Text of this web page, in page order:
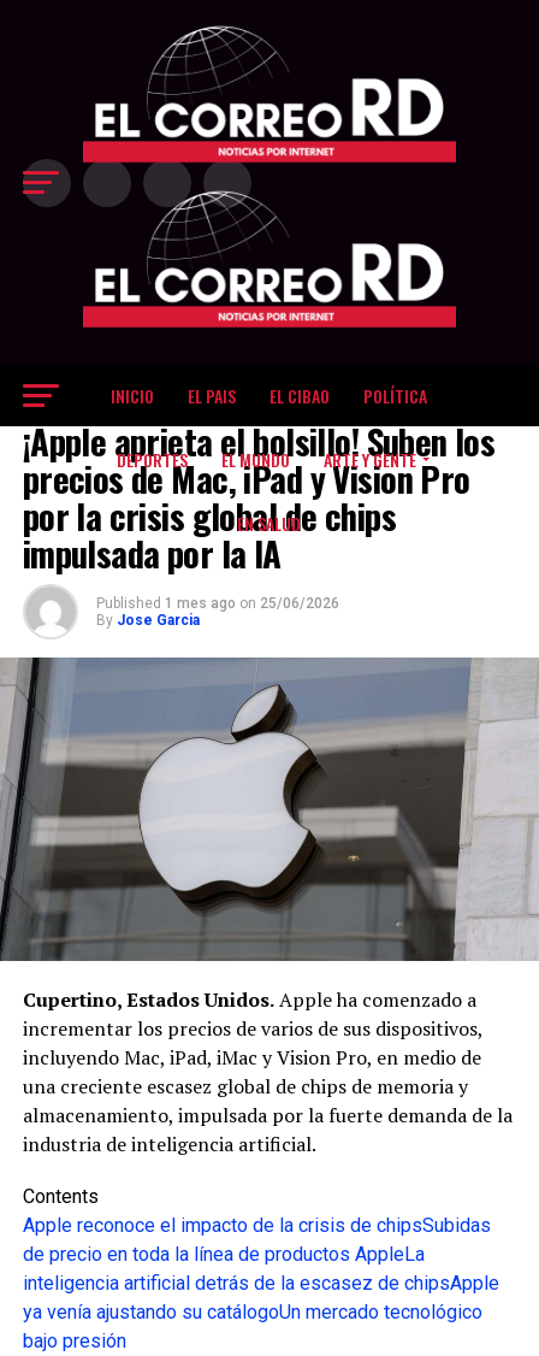
INICIO EL PAIS EL CIBAO POLÍTICA
DEPORTES EL MUNDO ARTE Y GENTE
EN SALUD
TECNOLOGIA
¡Apple aprieta el bolsillo! Suben los
precios de Mac, iPad y Vision Pro
por la crisis global de chips
impulsada por la IA
Published 1 mes ago on 25/06/2026
By Jose Garcia
Cupertino, Estados Unidos.Apple ha comenzado a
incrementar los precios de varios de sus dispositivos,
incluyendo Mac, iPad, iMac y Vision Pro, en medio de
una creciente escasez global de chips de memoria y
almacenamiento, impulsada por la fuerte demanda de la
industria de inteligencia artificial.
Contents
Apple reconoce el impacto de la crisis de chipsSubidas
de precio en toda la línea de productos AppleLa
inteligencia artificial detrás de la escasez de chipsApple
ya venía ajustando su catálogoUn mercado tecnológico
bajo presión
Exit mobile version